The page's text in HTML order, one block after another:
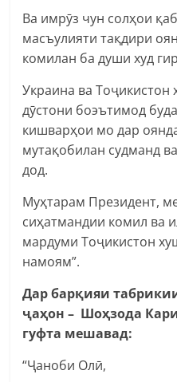
Ва имрӯз чун солҳои
масъулияти тақдири
комилан ба души худ
Украина ва
дӯстони боэътимод
кишварҳои мо дар
мутақобилан судманд
дод.
Муҳтарам Президент,
сиҳатмандии комил ва
мардуми Тоҷикистон
намоям”.
Дар барқияи
ҷаҳон – Шоҳзода
гуфта мешавад:
“Ҷаноби Олӣ,